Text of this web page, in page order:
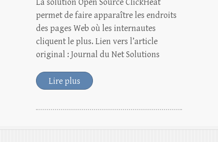
La solution Open Source ClickHeat
permet de faire apparaître les endroits
des pages Web où les internautes
cliquent le plus. Lien vers l’article
original : Journal du Net Solutions
Lire plus